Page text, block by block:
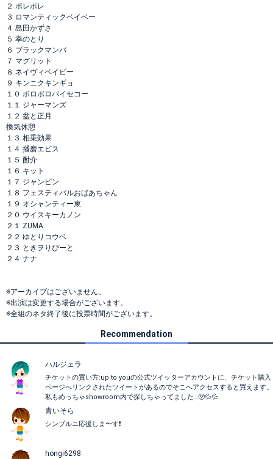
２ ポレポレ
３ ロマンティックベイベー
４ 島田かずさ
５ 幸のとり
６ ブラックマンバ
７ マグリット
８ ネイヴィベイビー
９ キンニクキンギョ
１０ ボロボロバイセコー
１１ ジャーマンズ
１２ 盆と正月
換気休憩
１３ 相乗効果
１４ 播磨エビス
１５ 酎介
１６ キット
１７ ジャンピン
１８ フェスティバルおばあちゃん
１９ オシャンティー東
２０ ウイスキーカノン
２１ ZUMA
２２ ゆとりコウベ
２３ ときヲりぴーと
２４ ナナ
※アーカイブはございません。
※出演は変更する場合がございます。
※全組のネタ終了後に投票時間がございます。
Recommendation
ハルジェラ
チケットの買い方:up to youの公式ツイッターアカウントに、チケット購入
ページへリンクされたツイートがあるのでそこへアクセスすると買えます。
私もめっちゃshowroom内で探しちゃってました…🥺💦💦
青いそら
シンプルニ応援しま〜す❗️
hongi6298